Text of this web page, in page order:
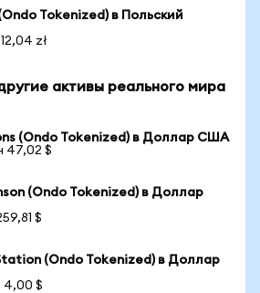
Tokenized) в Польский
zł
активы реального мира
(Ondo Tokenized) в Доллар США
47,02 $
(Ondo Tokenized) в Доллар
$
(Ondo Tokenized) в Доллар
4,00 $